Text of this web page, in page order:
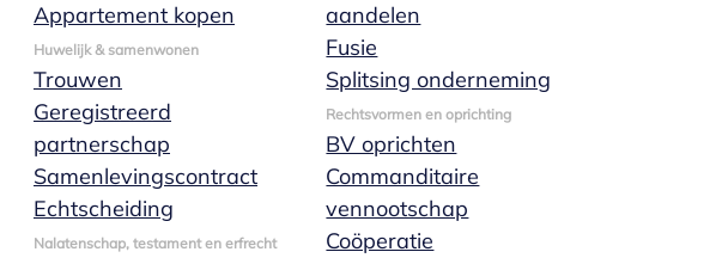
Appartement kopen
Huwelijk & samenwonen
Trouwen
Geregistreerd
partnerschap
Samenlevingscontract
Echtscheiding
Nalatenschap, testament en erfrecht
aandelen
Fusie
Splitsing onderneming
Rechtsvormen en oprichting
BV oprichten
Commanditaire
vennootschap
Coöperatie